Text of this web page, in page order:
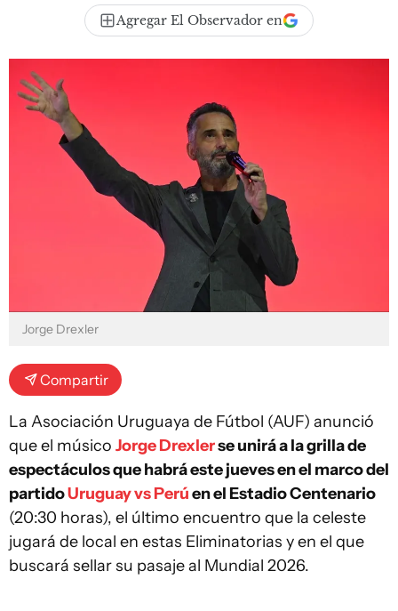
Agregar El Observador en
Jorge Drexler
Compartir
La Asociación Uruguaya de Fútbol (AUF) anunció
que el músico Jorge Drexlerse unirá a la grilla de
espectáculos que habrá este jueves en el marco del
partidoUruguay vs Perúen el Estadio Centenario
(20:30 horas), el último encuentro que la celeste
jugará de local en estas Eliminatorias y en el que
buscará sellar su pasaje al Mundial 2026.